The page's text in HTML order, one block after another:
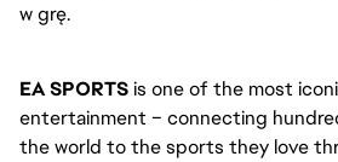
w grę.
EA SPORTS is one of the most
entertainment – connecting
the world to the sports they love